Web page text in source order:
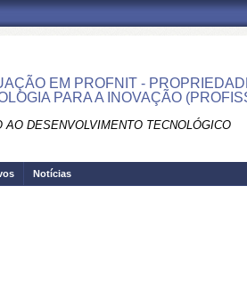
EM PROFNIT -
PARA A INOVAÇÃO
DESENVOLVIMENTO TECNOLÓGICO
Notícias